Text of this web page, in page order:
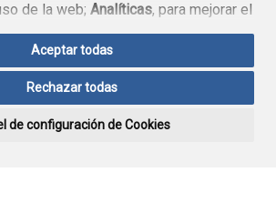
de la web; Analíticas, para mejorar el
la web y sus servicios.
el botón“Aceptar todas”
acepta su uso. Si pulsa el botón
guardarán las cookies técnicas
Aceptar todas
Rechazar todas
de configuración de Cookies